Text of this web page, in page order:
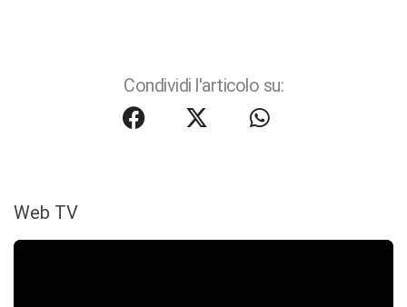
Condividi l'articolo su:
Web TV